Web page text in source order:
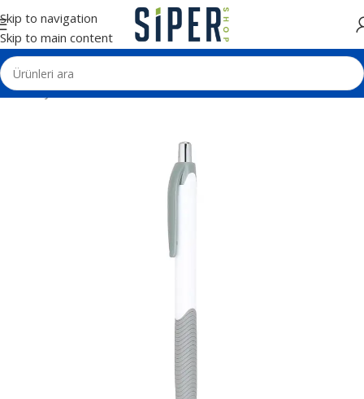
Skip to navigation
Skip to main content
Ana Sayfa Kalemler Plastik Tükenmez Kalemler